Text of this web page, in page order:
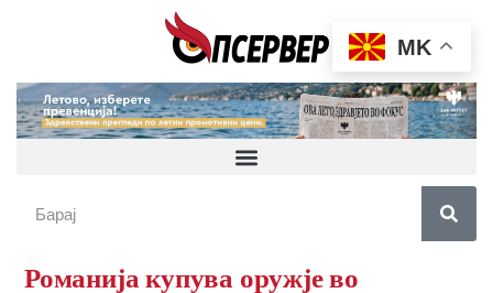
Романија купува оружје во
MK